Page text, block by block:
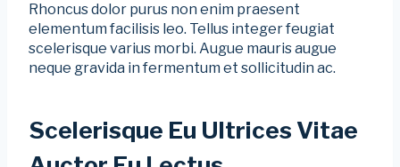
Rhoncus dolor purus non enim praesent
elementum facilisis leo. Tellus integer feugiat
scelerisque varius morbi. Augue mauris augue
neque gravida in fermentum et sollicitudin ac.
Scelerisque Eu Ultrices Vitae